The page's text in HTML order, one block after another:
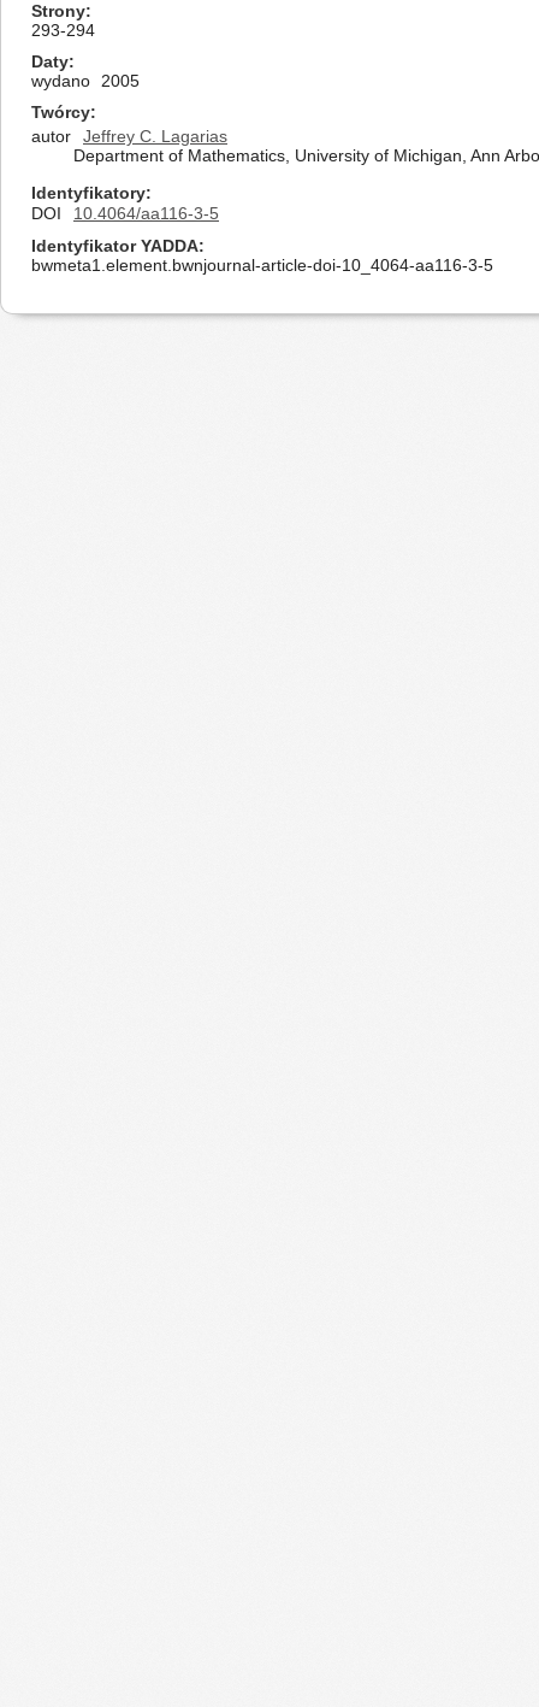
Strony
293-294
Daty
wydano
2005
Twórcy
autor
Jeffrey C. Lagarias
Department of Mathematics, University of Michigan, Ann
Identyfikatory
DOI
10.4064/aa116-3-5
Identyfikator YADDA
bwmeta1.element.bwnjournal-article-doi-10_4064-aa116-3-5